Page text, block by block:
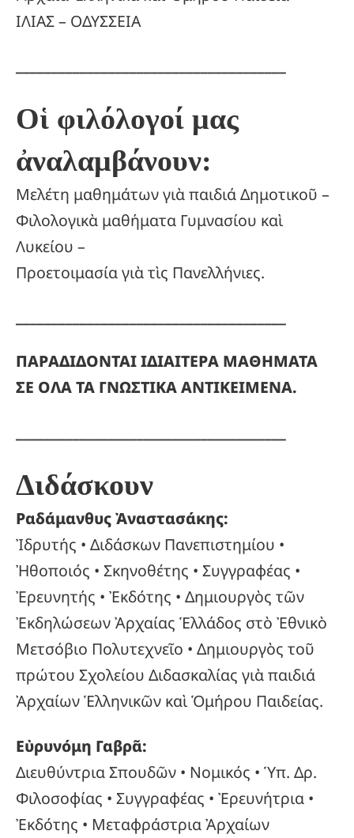
ΙΛΙΑΣ – ΟΔΥΣΣΕΙΑ
Οἱ φιλόλογοί μας
ἀναλαμβάνουν:
Μελέτη μαθημάτων γιὰ παιδιά Δημοτικοῦ –
Φιλολογικὰ μαθήματα Γυμνασίου καὶ
Λυκείου –
Προετοιμασία γιὰ τὶς Πανελλήνιες.
ΠΑΡΑΔΙΔΟΝΤΑΙ ΙΔΙΑΙΤΕΡΑ ΜΑΘΗΜΑΤΑ
ΣΕ ΟΛΑ ΤΑ ΓΝΩΣΤΙΚΑ ΑΝΤΙΚΕΙΜΕΝΑ.
Διδάσκουν
Ραδάμανθυς Ἀναστασάκης:
Ἰδρυτής • Διδάσκων Πανεπιστημίου •
Ἠθοποιός • Σκηνοθέτης • Συγγραφέας •
Ἐρευνητής • Ἐκδότης • Δημιουργὸς τῶν
Ἐκδηλώσεων Ἀρχαίας Ἑλλάδος στὸ Ἐθνικὸ
Μετσόβιο Πολυτεχνεῖο • Δημιουργὸς τοῦ
πρώτου Σχολείου Διδασκαλίας γιὰ παιδιά
Ἀρχαίων Ἑλληνικῶν καὶ Ὁμήρου Παιδείας.
Εὐρυνόμη Γαβρᾶ:
Διευθύντρια Σπουδῶν • Νομικός • Ὑπ. Δρ.
Φιλοσοφίας • Συγγραφέας • Ἐρευνήτρια •
Ἐκδότης • Μεταφράστρια Ἀρχαίων